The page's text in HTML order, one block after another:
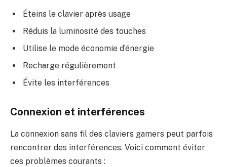
Éteins le clavier après usage
Réduis la luminosité des touches
Utilise le mode économie d’énergie
Recharge régulièrement
Évite les interférences
Connexion et interférences
La connexion sans fil des claviers gamers peut parfois
rencontrer des interférences. Voici comment éviter
ces problèmes courants :